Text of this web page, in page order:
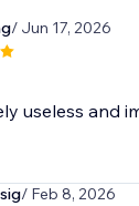
/ Jun 17, 2026
useless and
/ Feb 8, 2026